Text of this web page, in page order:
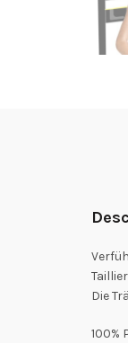
Die
100%